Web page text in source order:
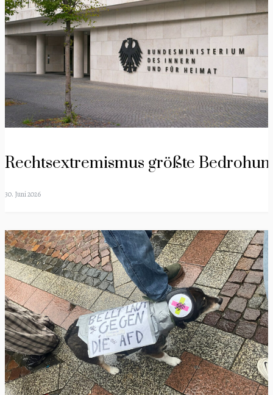
Rechtsextremismus größte
30. Juni 2026